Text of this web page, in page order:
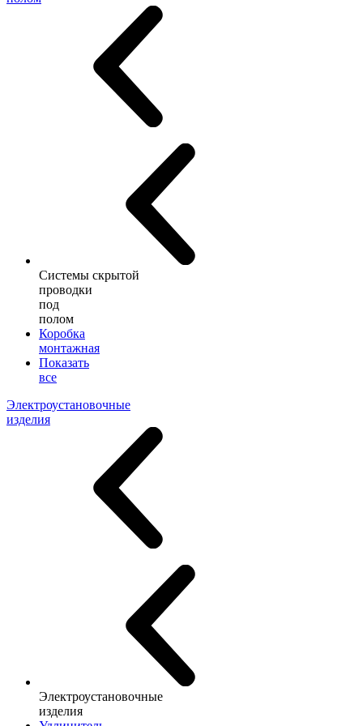
Системы скрытой
проводки
под
полом
Коробка
монтажная
Показать
все
Электроустановочные
изделия
Электроустановочные
изделия